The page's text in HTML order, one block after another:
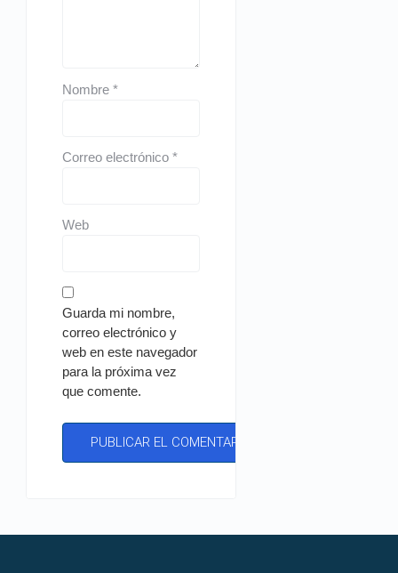
Nombre*
Correo electrónico*
Web
Guarda mi nombre,
correo electrónico y
web en este navegador
para la próxima vez
que comente.